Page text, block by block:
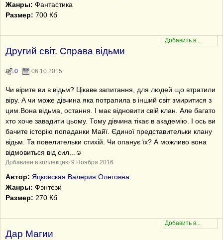
Жанры: Фантастика
Размер: 700 Кб
Другий свiт. Справа вiдьми
0 06.10.2015
Чи вiрите ви в вiдьм? Цiкаве запитання, для людей що втратили
вiру. А чи може дiвчина яка потрапила в iнший свiт змиритися з
цим.Вона вiдьма, остання. I має вiдновити свiй клан. Але багато
хто хоче завадити цьому. Тому дiвчина тiкає в академiю. I ось ви
бачите iсторiю попаданки Майї. Єдиної представительки клану
вiдьм. Та повелительки стихiй. Чи опанує їх? А можливо вона
вiдмовиться вiд сил...☺
Добавлен в коллекцию 9 Ноября 2016
Автор: Яцковская Валерия Олеговна
Жанры: Фэнтези
Размер: 270 Кб
Дар Магии